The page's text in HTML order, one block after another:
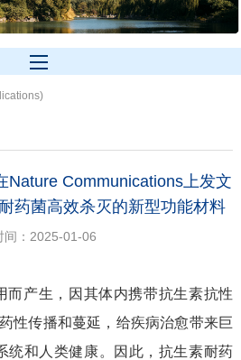
Nature Communications上发文
药菌高效杀灭的新型功能材料
间：2025-01-06
而产生，因其体内携带抗生素抗性
性传播和蔓延，给疾病治愈带来巨
统和人类健康。因此，抗生素耐药